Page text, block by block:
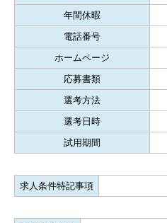
年間休暇
電話番号
ホームページ
応募書類
選考方法
選考日時
試用期間
求人条件特記事項